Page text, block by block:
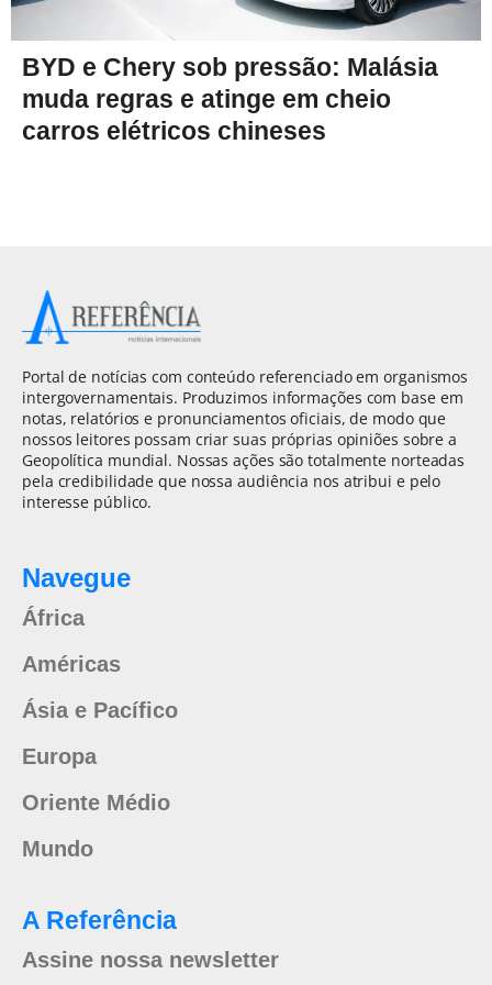
BYD e Chery sob pressão: Malásia
muda regras e atinge em cheio
carros elétricos chineses
Portal de notícias com conteúdo referenciado em organismos
intergovernamentais. Produzimos informações com base em
notas, relatórios e pronunciamentos oficiais, de modo que
nossos leitores possam criar suas próprias opiniões sobre a
Geopolítica mundial. Nossas ações são totalmente norteadas
pela credibilidade que nossa audiência nos atribui e pelo
interesse público.
Navegue
África
Américas
Ásia e Pacífico
Europa
Oriente Médio
Mundo
A Referência
Assine nossa newsletter